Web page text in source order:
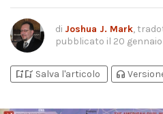
di Joshua J. Mark,
pubblicato il 20
bookmark_addbookmark_added Salva l'articolo headphones